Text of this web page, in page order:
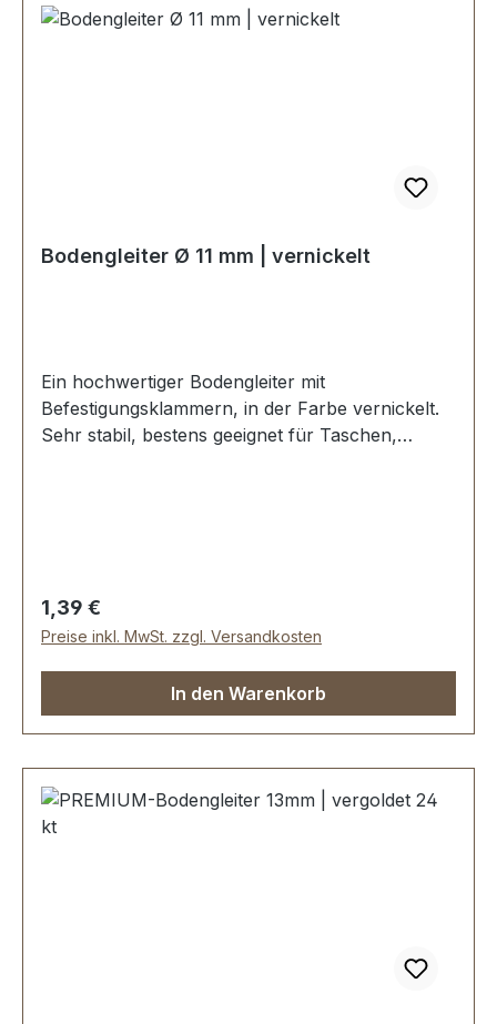
Bodengleiter Ø 11 mm | vernickelt
Ein hochwertiger Bodengleiter mit
Befestigungsklammern, in der Farbe vernickelt.
Sehr stabil, bestens geeignet für Taschen,
Regulärer Preis:
1,39 €
Preise inkl. MwSt. zzgl. Versandkosten
In den Warenkorb